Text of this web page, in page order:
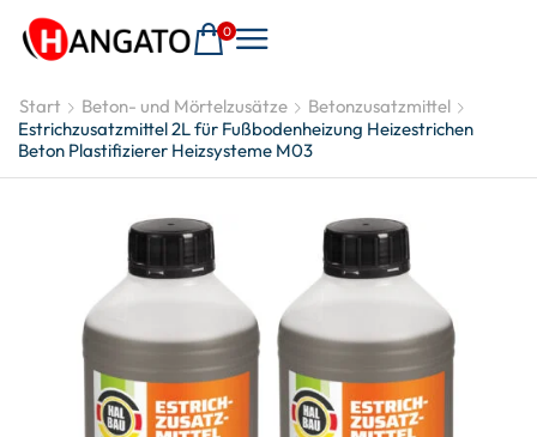
0
Start Beton- und Mörtelzusätze
Betonzusatzmittel
Estrichzusatzmittel 2L für Fußbodenheizung Heizestrichen
Beton Plastifizierer Heizsysteme M03